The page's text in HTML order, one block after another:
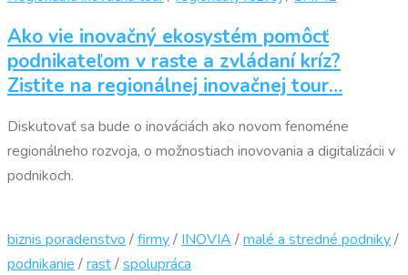
Ako vie inovačný ekosystém pomôcť
podnikateľom v raste a zvládaní kríz?
Zistite na regionálnej inovačnej tour…
Diskutovať sa bude o inováciách ako novom fenoméne
regionálneho rozvoja, o možnostiach inovovania a digitalizácii v
podnikoch.
biznis poradenstvo /firmy/ INOVIA /malé a stredné podniky/
podnikanie /rast/spolupráca